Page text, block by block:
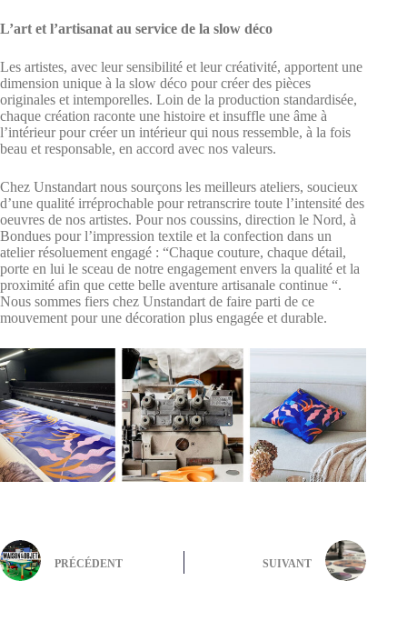
L’art et l’artisanat au service de la slow déco
Les artistes, avec leur sensibilité et leur créativité, apportent une
dimension unique à la slow déco pour créer des pièces
originales et intemporelles. Loin de la production standardisée,
chaque création raconte une histoire et insuffle une âme à
l’intérieur pour créer un intérieur qui nous ressemble, à la fois
beau et responsable, en accord avec nos valeurs.
Chez Unstandart nous sourçons les meilleurs ateliers, soucieux
d’une qualité irréprochable pour retranscrire toute l’intensité des
oeuvres de nos artistes. Pour nos coussins, direction le Nord, à
Bondues pour l’impression textile et la confection dans un
atelier résoluement engagé : “Chaque couture, chaque détail,
porte en lui le sceau de notre engagement envers la qualité et la
proximité afin que cette belle aventure artisanale continue “.
Nous sommes fiers chez Unstandart de faire parti de ce
mouvement pour une décoration plus engagée et durable.
PRÉCÉDENT SUIVANT